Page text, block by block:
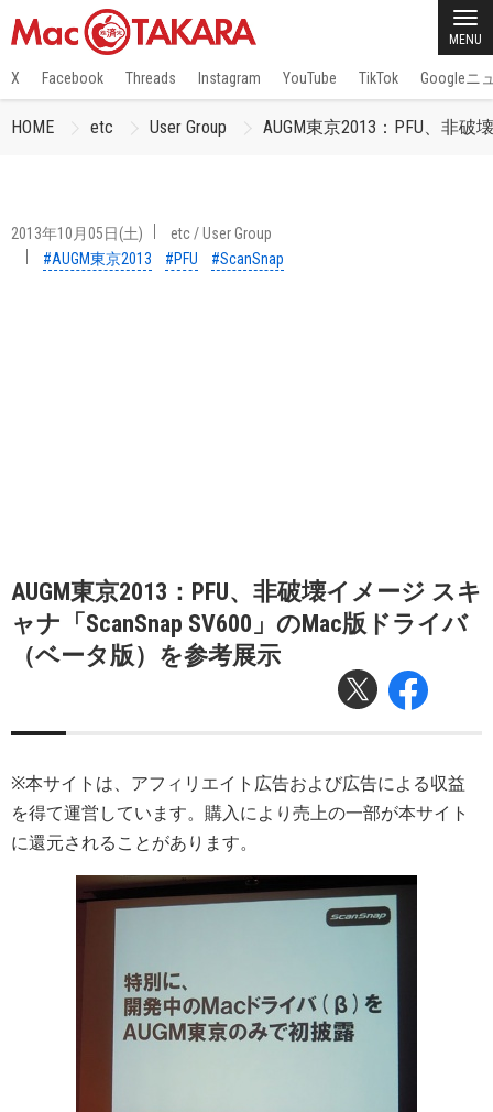
MENU
X Facebook Threads Instagram YouTube TikTok Googleニ
HOME etc User Group AUGM東京2013：PFU、非
2013年10月05日(土) etc/User Group
#AUGM東京2013
#PFU #ScanSnap
AUGM東京2013：PFU、非破壊イメージ スキ
ャナ「ScanSnap SV600」のMac版ドライバ
（ベータ版）を参考展示
※本サイトは、アフィリエイト広告および広告による収益
を得て運営しています。購入により売上の一部が本サイト
に還元されることがあります。